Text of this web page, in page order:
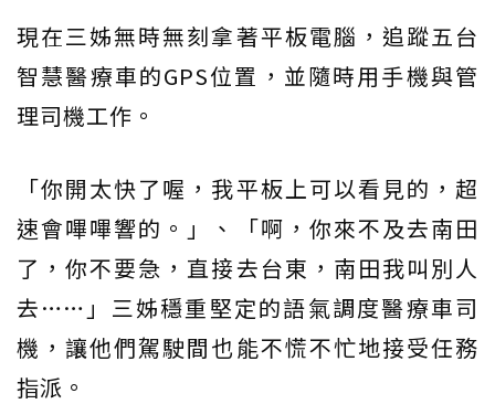
現在三姊無時無刻拿著平板電腦，追蹤五台
智慧醫療車的GPS位置，並隨時用手機與管
理司機工作。
「你開太快了喔，我平板上可以看見的，超
速會嗶嗶響的。」、「啊，你來不及去南田
了，你不要急，直接去台東，南田我叫別人
去……」三姊穩重堅定的語氣調度醫療車司
機，讓他們駕駛間也能不慌不忙地接受任務
指派。